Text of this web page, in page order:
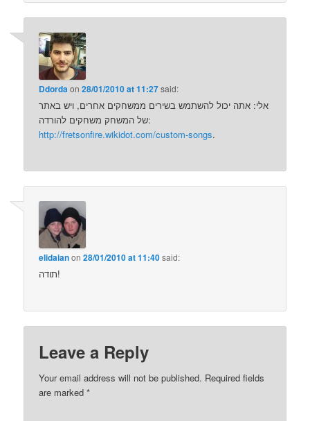
Ddordaon28/01/2010 at 11:27said:
אלי: אתה יכול להשתמש בשירים ממשחקים אחרים, ויש באתר
של המשחק משחקים להורדה:
http://fretsonfire.wikidot.com/custom-songs.
elidaianon28/01/2010 at 11:40said:
תודה!
Leave a Reply
Your email address will not be published. Required fields
are marked*